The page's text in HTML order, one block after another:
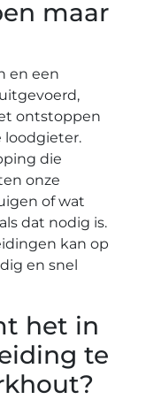
maar
en een
ontstoppen
loodgieter.
die
onze
of wat
dat nodig is.
kan op
en snel
het in
te